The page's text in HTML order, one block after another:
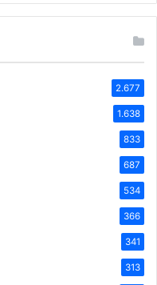
2.677
1.638
833
687
534
366
341
313